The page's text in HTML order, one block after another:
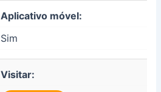
Aplicativo móvel:
Sim
Visitar: